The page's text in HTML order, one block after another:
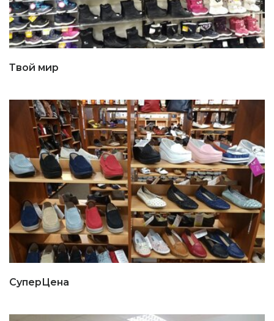
Твой мир
СуперЦена